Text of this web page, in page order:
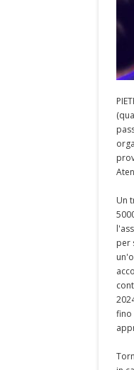
Un
per
fino